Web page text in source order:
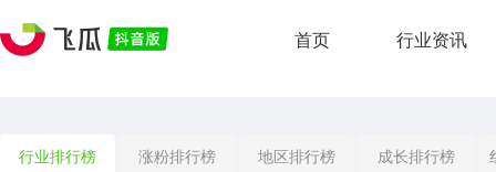
首页 行业资讯
行业排行榜 涨粉排行榜 地区排行榜 成长排行榜